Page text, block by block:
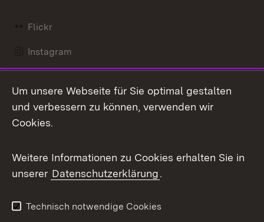
Flickr
Instagram
Mastodon
Messenger
Social Wall
X / Twitter
Youtube
Um unsere Webseite für Sie optimal gestalten
und verbessern zu können, verwenden wir
Cookies.
Weitere Informationen zu Cookies erhalten Sie in
unserer Datenschutzerklärung.
Technisch notwendige Cookies